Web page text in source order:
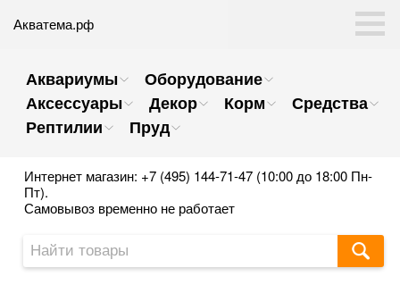
Акватема.рф
Аквариумы
Оборудование
Аксессуары
Декор Корм
Средства
Рептилии
Пруд
Интернет магазин: +7 (495) 144-71-47 (10:00 до 18:00 Пн-
Пт).
Самовывоз временно не работает